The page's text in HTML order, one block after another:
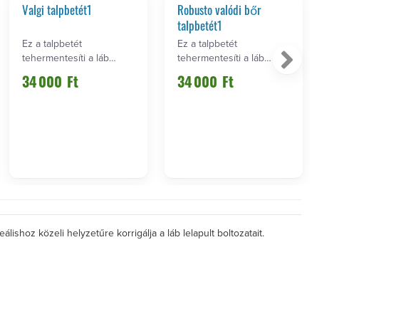
Valgi talpbetét1
Ez a talpbetét
tehermentesíti a láb
harántboltozatát.
Korrigálj…
34 000 Ft
Robusto valódi bőr
talpbetét1
Ez a talpbetét
tehermentesíti a láb
harántboltozatát.
Korrigálj…
34 000 Ft
közeli helyzetűre korrigálja a láb lelapult boltozatait.